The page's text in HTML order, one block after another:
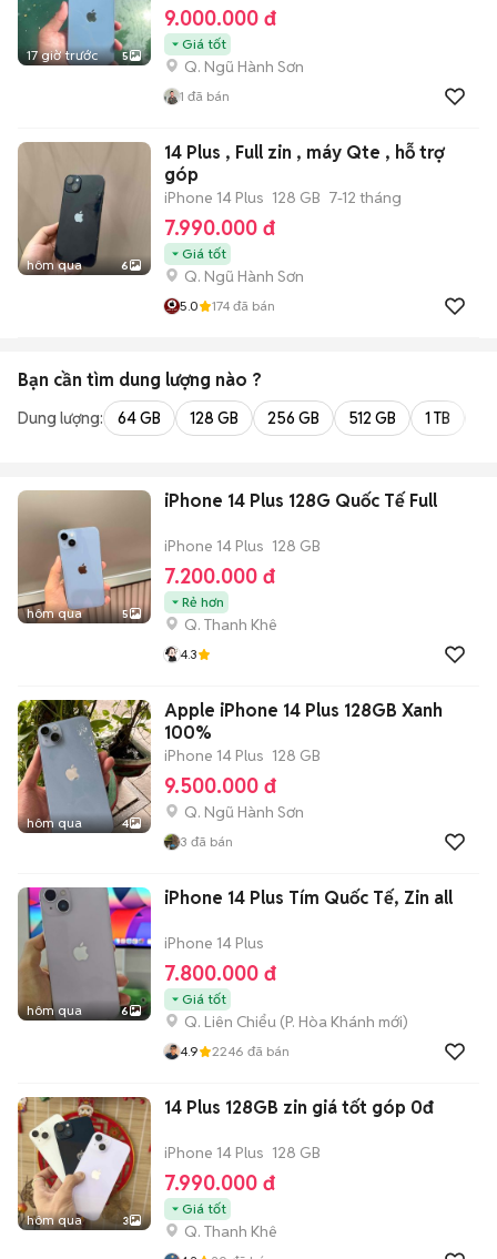
17 giờ trước 5
9.000.000 đ
Giá tốt
Q. Ngũ Hành Sơn
1 đã bán
hôm qua 6
14 Plus , Full zin , máy Qte , hỗ trợ
góp
iPhone 14 Plus 128 GB 7-12 tháng
7.990.000 đ
Giá tốt
Q. Ngũ Hành Sơn
5.0 174 đã bán
Bạn cần tìm dung lượng nào ?
Dung lượng: 64 GB 128 GB 256 GB 512 GB 1 TB
hôm qua 5
iPhone 14 Plus 128G Quốc Tế Full
iPhone 14 Plus 128 GB
7.200.000 đ
Rẻ hơn
Q. Thanh Khê
4.3
hôm qua 4
Apple iPhone 14 Plus 128GB Xanh
100%
iPhone 14 Plus 128 GB
9.500.000 đ
Q. Ngũ Hành Sơn
3 đã bán
hôm qua 6
iPhone 14 Plus Tím Quốc Tế, Zin all
iPhone 14 Plus
7.800.000 đ
Giá tốt
Q. Liên Chiểu (P. Hòa Khánh mới)
4.9 2246 đã bán
hôm qua 3
14 Plus 128GB zin giá tốt góp 0đ
iPhone 14 Plus 128 GB
7.990.000 đ
Giá tốt
Q. Thanh Khê